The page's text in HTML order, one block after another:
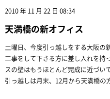
2010 年 11 月 22 日 08:34
天満橋の新オフィス
土曜日、今度引っ越しをする大阪の
工事をして下さる方に差し入れを持
スの壁はもうほとんど完成に近づい
引っ越しは月末、12月から天満橋の